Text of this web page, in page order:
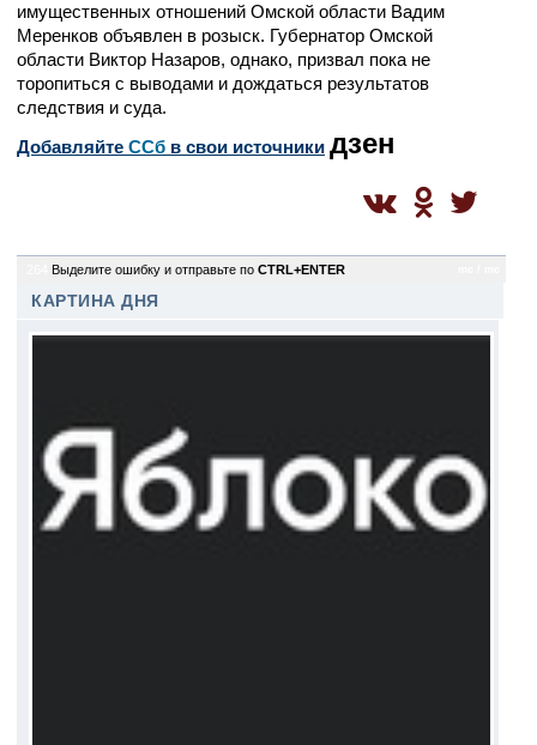
имущественных отношений Омской области Вадим
Меренков объявлен в розыск. Губернатор Омской
области Виктор Назаров, однако, призвал пока не
торопиться с выводами и дождаться результатов
следствия и суда.
Добавляйте CСб в свои источники дзен
Выделите ошибку и отправьте по CTRL+ENTER
КАРТИНА ДНЯ